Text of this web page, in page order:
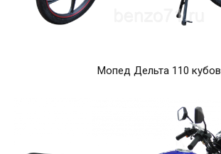
Мопед Дельта 110 кубов